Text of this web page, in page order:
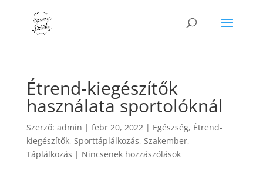
Étrend-kiegészítők
használata sportolóknál
Szerző: admin | febr 20, 2022| Egészség, Étrend-
kiegészítők, Sporttáplálkozás, Szakember,
Táplálkozás | Nincsenek hozzászólások